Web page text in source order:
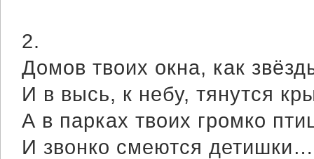
2.
Домов твоих окна, как
И в высь, к небу, тянутся
А в парках твоих громко
И звонко смеются детишки…